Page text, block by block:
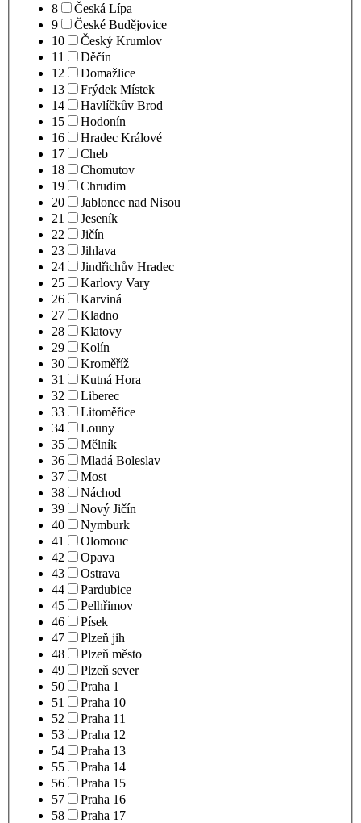
8
Česká Lípa
9
České Budějovice
10
Český Krumlov
11
Děčín
12
Domažlice
13
Frýdek Místek
14
Havlíčkův Brod
15
Hodonín
16
Hradec Králové
17
Cheb
18
Chomutov
19
Chrudim
20
Jablonec nad Nisou
21
Jeseník
22
Jičín
23
Jihlava
24
Jindřichův Hradec
25
Karlovy Vary
26
Karviná
27
Kladno
28
Klatovy
29
Kolín
30
Kroměříž
31
Kutná Hora
32
Liberec
33
Litoměřice
34
Louny
35
Mělník
36
Mladá Boleslav
37
Most
38
Náchod
39
Nový Jičín
40
Nymburk
41
Olomouc
42
Opava
43
Ostrava
44
Pardubice
45
Pelhřimov
46
Písek
47
Plzeň jih
48
Plzeň město
49
Plzeň sever
50
Praha 1
51
Praha 10
52
Praha 11
53
Praha 12
54
Praha 13
55
Praha 14
56
Praha 15
57
Praha 16
58
Praha 17